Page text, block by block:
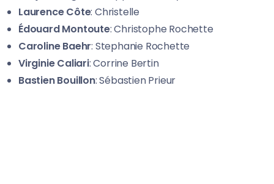
Laurence Côte: Christelle
Édouard Montoute: Christophe Rochette
Caroline Baehr: Stephanie Rochette
Virginie Caliari: Corrine Bertin
Bastien Bouillon: Sébastien Prieur